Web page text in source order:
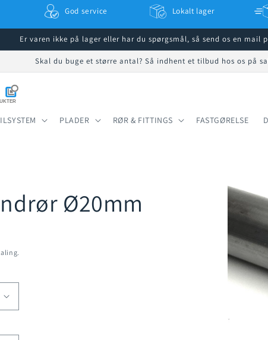
God service Lokalt lager
Er varen ikke på lager eller har du spørgsmål, så send os en mail
Skal du buge et større antal? Så indhent et tilbud hos os på
PLADER RØR & FITTINGS FASTGØRELSE
Ø20mm